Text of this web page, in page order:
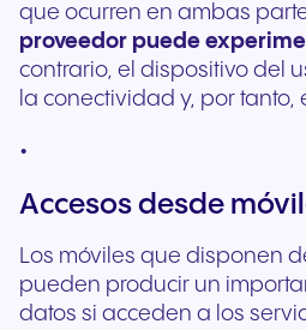
que ocurren en ambas
proveedor puede
contrario, el dispositivo del
la conectividad y, por tanto,
Accesos desde
Los móviles que disponen
pueden producir un
datos si acceden a los